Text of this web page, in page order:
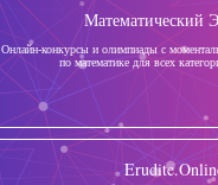
Математический
Онлайн-конкурсы и олимпиады с
по математике для всех